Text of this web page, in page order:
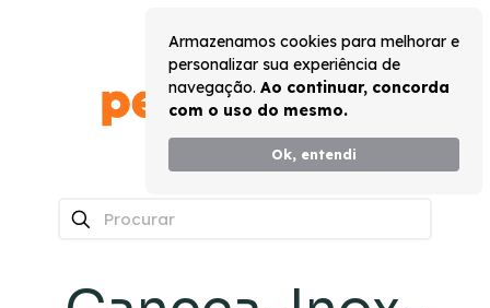
Armazenamos cookies para melhorar e
personalizar sua experiência de
navegação. Ao continuar, concorda
com o uso do mesmo.
Ok, entendi